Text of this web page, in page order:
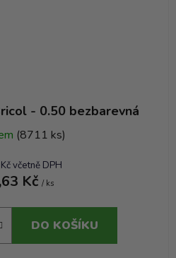
- 0.50 bezbarevná
(8711 ks)
včetně DPH
Kč / ks
DO KOŠÍKU